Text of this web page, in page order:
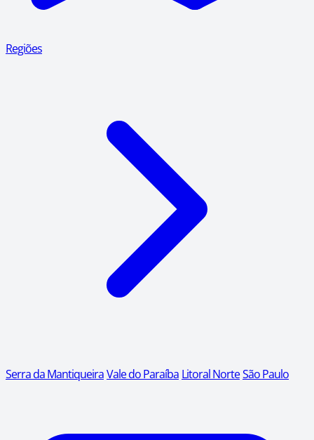
Regiões
Serra da MantiqueiraVale do Paraíba Litoral NorteSão Paulo